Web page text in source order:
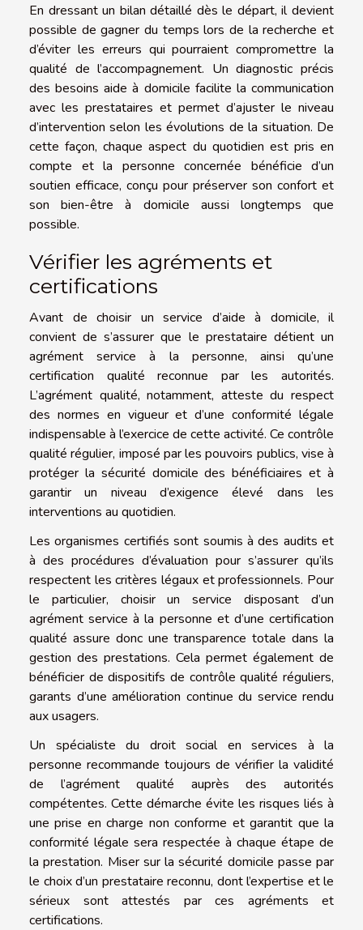
En dressant un bilan détaillé dès le départ, il devient
possible de gagner du temps lors de la recherche et
d’éviter les erreurs qui pourraient compromettre la
qualité de l’accompagnement. Un diagnostic précis
des besoins aide à domicile facilite la communication
avec les prestataires et permet d’ajuster le niveau
d’intervention selon les évolutions de la situation. De
cette façon, chaque aspect du quotidien est pris en
compte et la personne concernée bénéficie d’un
soutien efficace, conçu pour préserver son confort et
son bien-être à domicile aussi longtemps que
possible.
Vérifier les agréments et
certifications
Avant de choisir un service d’aide à domicile, il
convient de s’assurer que le prestataire détient un
agrément service à la personne, ainsi qu’une
certification qualité reconnue par les autorités.
L’agrément qualité, notamment, atteste du respect
des normes en vigueur et d’une conformité légale
indispensable à l’exercice de cette activité. Ce contrôle
qualité régulier, imposé par les pouvoirs publics, vise à
protéger la sécurité domicile des bénéficiaires et à
garantir un niveau d’exigence élevé dans les
interventions au quotidien.
Les organismes certifiés sont soumis à des audits et
à des procédures d’évaluation pour s’assurer qu’ils
respectent les critères légaux et professionnels. Pour
le particulier, choisir un service disposant d’un
agrément service à la personne et d’une certification
qualité assure donc une transparence totale dans la
gestion des prestations. Cela permet également de
bénéficier de dispositifs de contrôle qualité réguliers,
garants d’une amélioration continue du service rendu
aux usagers.
Un spécialiste du droit social en services à la
personne recommande toujours de vérifier la validité
de l’agrément qualité auprès des autorités
compétentes. Cette démarche évite les risques liés à
une prise en charge non conforme et garantit que la
conformité légale sera respectée à chaque étape de
la prestation. Miser sur la sécurité domicile passe par
le choix d’un prestataire reconnu, dont l’expertise et le
sérieux sont attestés par ces agréments et
certifications.